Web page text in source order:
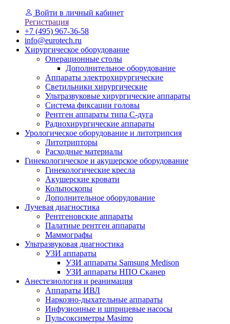
Войти в личный кабинет
Регистрация
+7 (495) 967-36-58
info@eurotech.ru
Хирургическое оборудование
Операционные столы
Дополнительное оборудование
Аппараты электрохирургические
Светильники хирургические
Ультразвуковые хирургические аппараты
Система фиксации головы
Рентген аппараты типа С-дуга
Радиохирургические аппараты
Урологическое оборудование и литотрипсия
Литотрипторы
Расходные материалы
Гинекологическое и акушерское оборудование
Гинекологические кресла
Акушерские кровати
Кольпоскопы
Дополнительное оборудование
Лучевая диагностика
Рентгеновские аппараты
Палатные рентген аппараты
Маммографы
Ультразвуковая диагностика
УЗИ аппараты
УЗИ аппараты Samsung Medison
УЗИ аппараты НПО Сканер
Анестезиология и реанимация
Аппараты ИВЛ
Наркозно-дыхательные аппараты
Инфузионные и шприцевые насосы
Пульсоксиметры Masimo